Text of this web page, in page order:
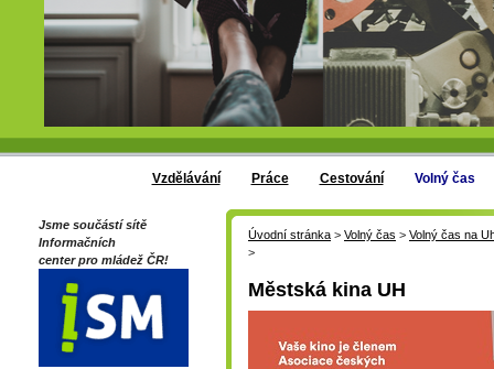
Vzdělávání Práce Cestování Volný čas
Jsme součástí sítě
Informačních
center pro mládež ČR!
Úvodní stránka > Volný čas > Volný čas na
>
Městská kina UH